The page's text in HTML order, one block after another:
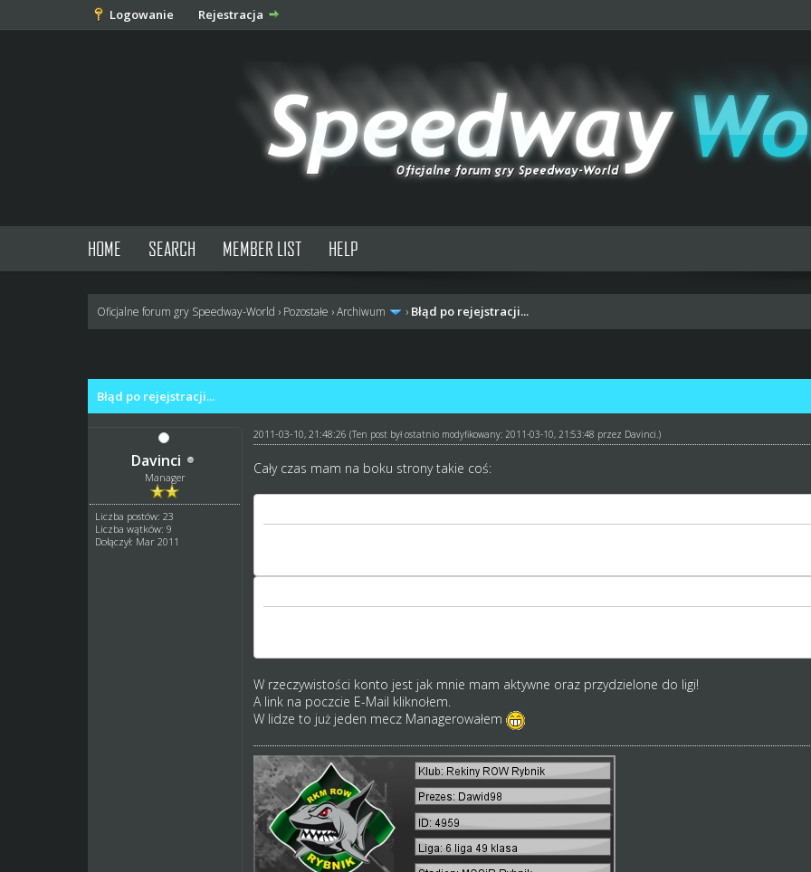
Logowanie Rejestracja
HOME SEARCH MEMBER LIST HELP
Oficjalne forum gry Speedway-World › Pozostałe ›Archiwum › Błąd po rejejstracji...
Błąd po rejejstracji...
Davinci
Manager
Liczba postów: 23
Liczba wątków: 9
Dołączył: Mar 2011
2011-03-10, 21:48:26 (Ten post był ostatnio modyfikowany: 2011-03-10, 21:53:48 przez Davinci .)
Cały czas mam na boku strony takie coś:
W rzeczywistości konto jest jak mnie mam aktywne oraz przydzielone do ligi!
A link na poczcie E-Mail kliknołem.
W lidze to już jeden mecz Managerowałem